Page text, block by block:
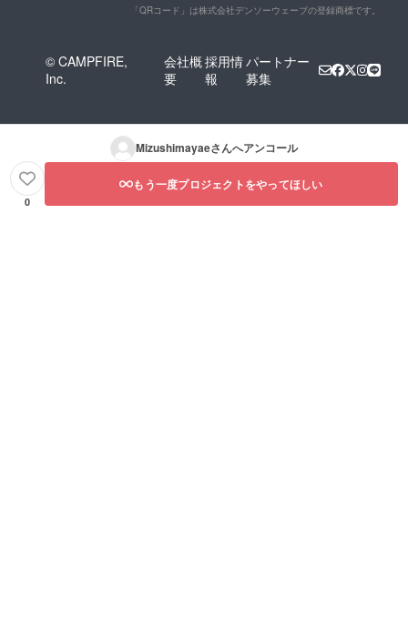
「QRコード」は株式会社デンソーウェーブの登録商標です。
© CAMPFIRE,
Inc.
会社概
要
採用情
報
パートナー
募集
Mizushimayaeさんへアンコール
0
もう一度プロジェクトをやってほしい